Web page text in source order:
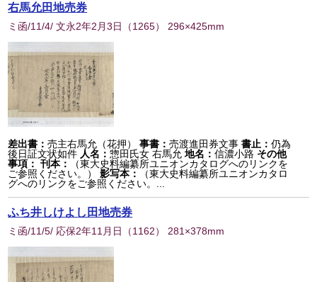
右馬允田地売券
ミ函/11/4/ 文永2年2月3日 （1265） 296×425mm
差出書：売主右馬允（花押） 事書：売渡進田券文事書止：仍為
後日証文状如件 人名：惣田氏女 右馬允 地名：信濃小路 その他
事項： 刊本：
（東大史料編纂所ユニオンカタログへのリンクを
ご参照ください。）
影写本：
（東大史料編纂所ユニオンカタロ
グへのリンクをご参照ください。...
ふち井しけよし田地売券
ミ函/11/5/ 応保2年11月日 （1162） 281×378mm